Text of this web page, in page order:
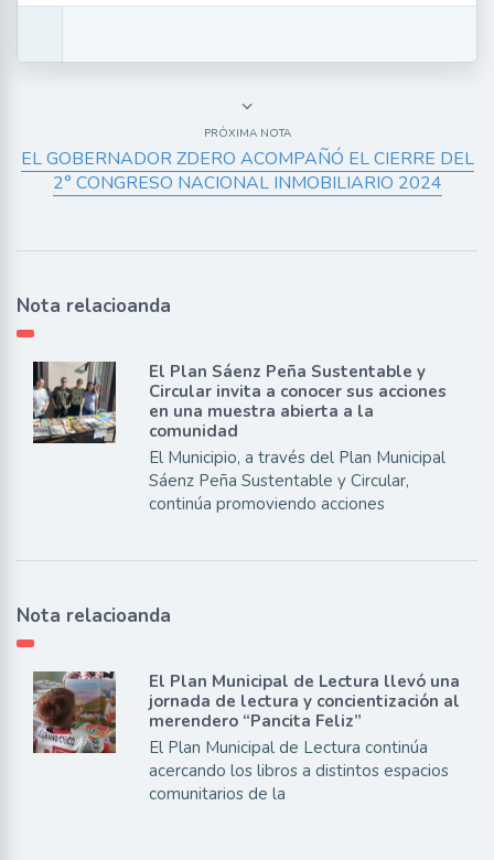
PRÓXIMA NOTA
EL GOBERNADOR ZDERO ACOMPAÑÓ EL CIERRE DEL
2° CONGRESO NACIONAL INMOBILIARIO 2024
Nota relacioanda
El Plan Sáenz Peña Sustentable y
Circular invita a conocer sus acciones
en una muestra abierta a la
comunidad
El Municipio, a través del Plan Municipal
Sáenz Peña Sustentable y Circular,
continúa promoviendo acciones
Nota relacioanda
El Plan Municipal de Lectura llevó una
jornada de lectura y concientización al
merendero “Pancita Feliz”
El Plan Municipal de Lectura continúa
acercando los libros a distintos espacios
comunitarios de la